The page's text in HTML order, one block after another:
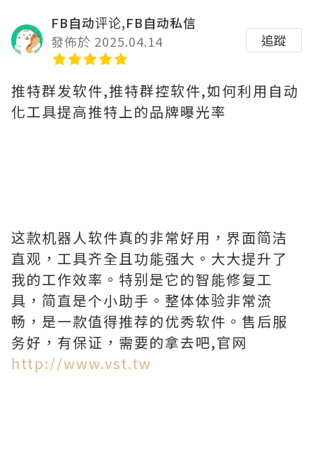
FB自动评论,FB自动私信
發佈於 2025.04.14
追蹤
推特群发软件,推特群控软件,如何利用自动
化工具提高推特上的品牌曝光率
这款机器人软件真的非常好用，界面简洁
直观，工具齐全且功能强大。大大提升了
我的工作效率。特别是它的智能修复工
具，简直是个小助手。整体体验非常流
畅，是一款值得推荐的优秀软件。售后服
务好，有保证，需要的拿去吧,官网
http://www.vst.tw